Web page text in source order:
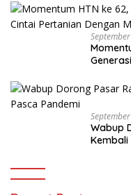
Wabup
Kembali